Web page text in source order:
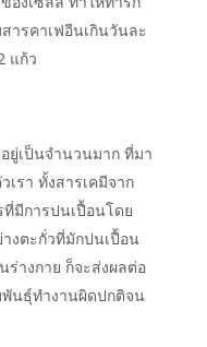
ารคาเฟอีนเกินวันละ
แก้ว
ยู่เป็นจำนวนมาก ที่มา
รา ทั้งสารเคมีจาก
ที่มีการปนเปื้อนโดย
งตะกั่วที่มักปนเปื้อน
ร่างกาย ก็จะส่งผลต่อ
พันธุ์ทำงานผิดปกติจน